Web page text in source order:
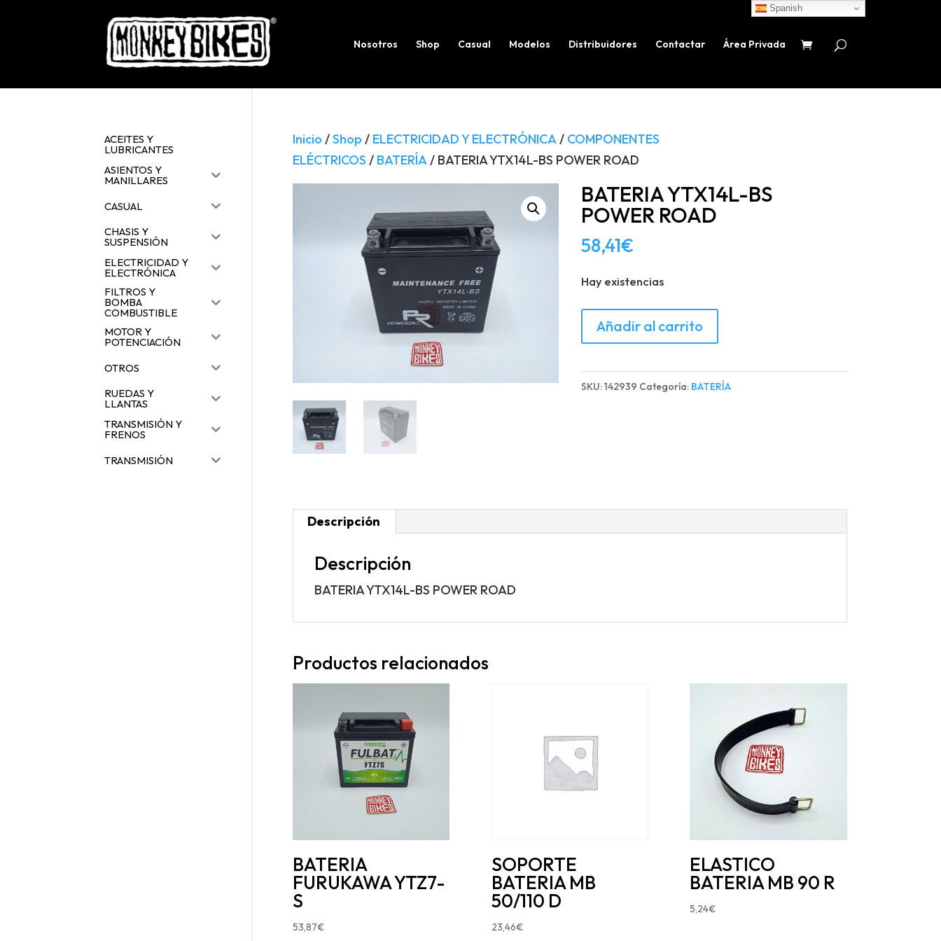
Nosotros Shop Casual Modelos Distribuidores Contactar Área Privada
productos
Inicio /Shop / ELECTRICIDAD Y ELECTRÓNICA/ COMPONENTES
ELÉCTRICOS / BATERÍA/ BATERIA YTX14L-BS POWER ROAD
BATERIA YTX14L-BS
POWER ROAD
58,41€
Hay existencias
BATERIA
YTX14L-
POWER
Añadir al carrito
SKU:142939 Categoría: BATERÍA
Descripción
Descripción
BATERIA YTX14L-BS POWER ROAD
Productos relacionados
BATERIA
FURUKAWA YTZ7-
S
53,87€
SOPORTE
BATERIA MB
50/110 D
23,46€
ELASTICO
BATERIA MB 90 R
5,24€
ACEITES Y
LUBRICANTES
ASIENTOS Y
MANILLARES
CASUAL
CHASIS Y
SUSPENSIÓN
ELECTRICIDAD Y
ELECTRÓNICA
FILTROS Y
BOMBA
COMBUSTIBLE
MOTOR Y
POTENCIACIÓN
OTROS
RUEDAS Y
LLANTAS
TRANSMISIÓN Y
FRENOS
TRANSMISIÓN
Spanish